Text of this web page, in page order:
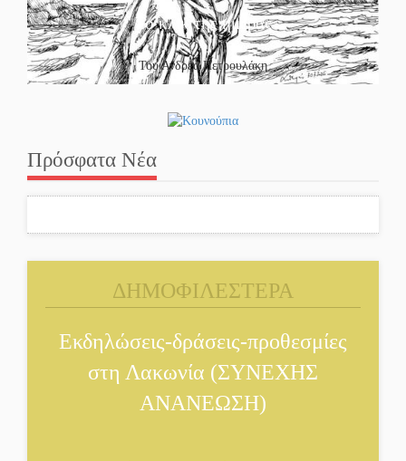
Το κλίκ της ημέρας
Του Ανδρέα Πετρουλάκη
Πρόσφατα Νέα
ΔΗΜΟΦΙΛΕΣΤΕΡΑ
Εκδηλώσεις-δράσεις-προθεσμίες
στη Λακωνία (ΣΥΝΕΧΗΣ
ΑΝΑΝΕΩΣΗ)